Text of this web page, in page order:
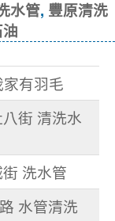
水管, 豐原清洗
有羽毛
街 清洗水
洗水管
水管清洗